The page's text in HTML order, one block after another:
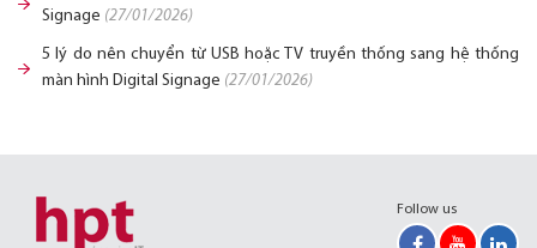
Signage (27/01/2026)
5 lý do nên chuyển từ USB hoặc TV truyền thống sang hệ thống
màn hình Digital Signage (27/01/2026)
Follow us